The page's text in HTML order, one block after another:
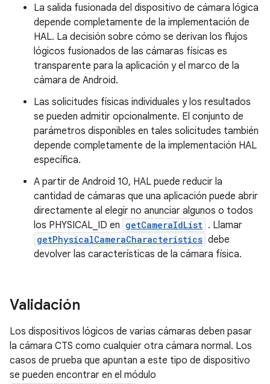
La salida fusionada del dispositivo de cámara lógica
depende completamente de la implementación de
HAL. La decisión sobre cómo se derivan los flujos
lógicos fusionados de las cámaras físicas es
transparente para la aplicación y el marco de la
cámara de Android.
Las solicitudes físicas individuales y los resultados
se pueden admitir opcionalmente. El conjunto de
parámetros disponibles en tales solicitudes también
depende completamente de la implementación HAL
específica.
A partir de Android 10, HAL puede reducir la
cantidad de cámaras que una aplicación puede abrir
directamente al elegir no anunciar algunos o todos
los PHYSICAL_ID en getCameraIdList . Llamar
getPhysicalCameraCharacteristics debe
devolver las características de la cámara física.
Validación
Los dispositivos lógicos de varias cámaras deben pasar
la cámara CTS como cualquier otra cámara normal. Los
casos de prueba que apuntan a este tipo de dispositivo
se pueden encontrar en el módulo